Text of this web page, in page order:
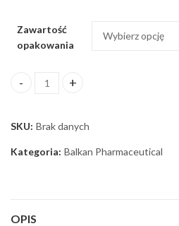
Zawartość
opakowania
Clenbuterol Bałkan ilość
SKU: Brak danych
Kategoria: Balkan Pharmaceutical
OPIS